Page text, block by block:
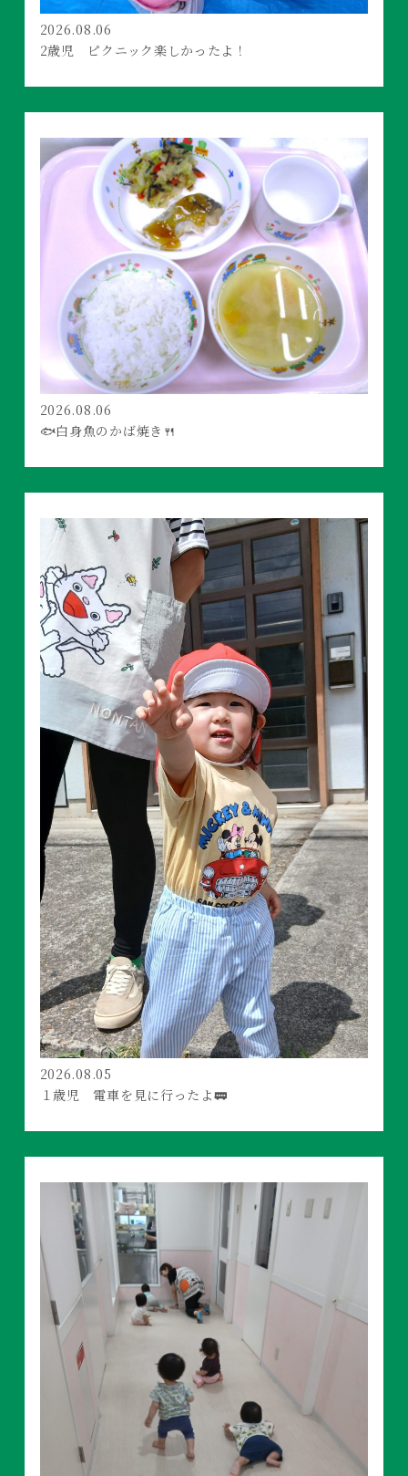
2026.08.06
2歳児 ピクニック楽しかったよ！
2026.08.06
🐟白身魚のかば焼き🍴
2026.08.05
１歳児 電車を見に行ったよ🚃